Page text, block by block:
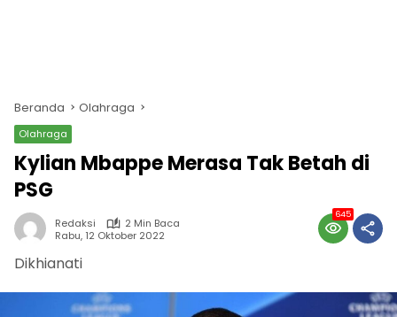
Beranda Olahraga
Olahraga
Kylian Mbappe Merasa Tak Betah di
PSG
Redaksi
2 Min Baca
Rabu, 12 Oktober 2022
645
Dikhianati